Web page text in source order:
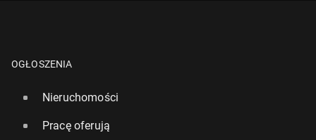
OGŁOSZENIA
Nieruchomości
Pracę oferują